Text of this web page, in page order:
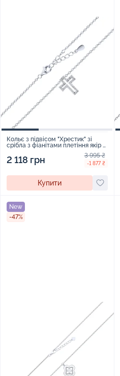
Кольє з підвісом "Хрестик" зі
срібла з фіанітами плетіння якір -
2 118 грн 3 995 ₴
-1 877 ₴
Купити
New
-47%